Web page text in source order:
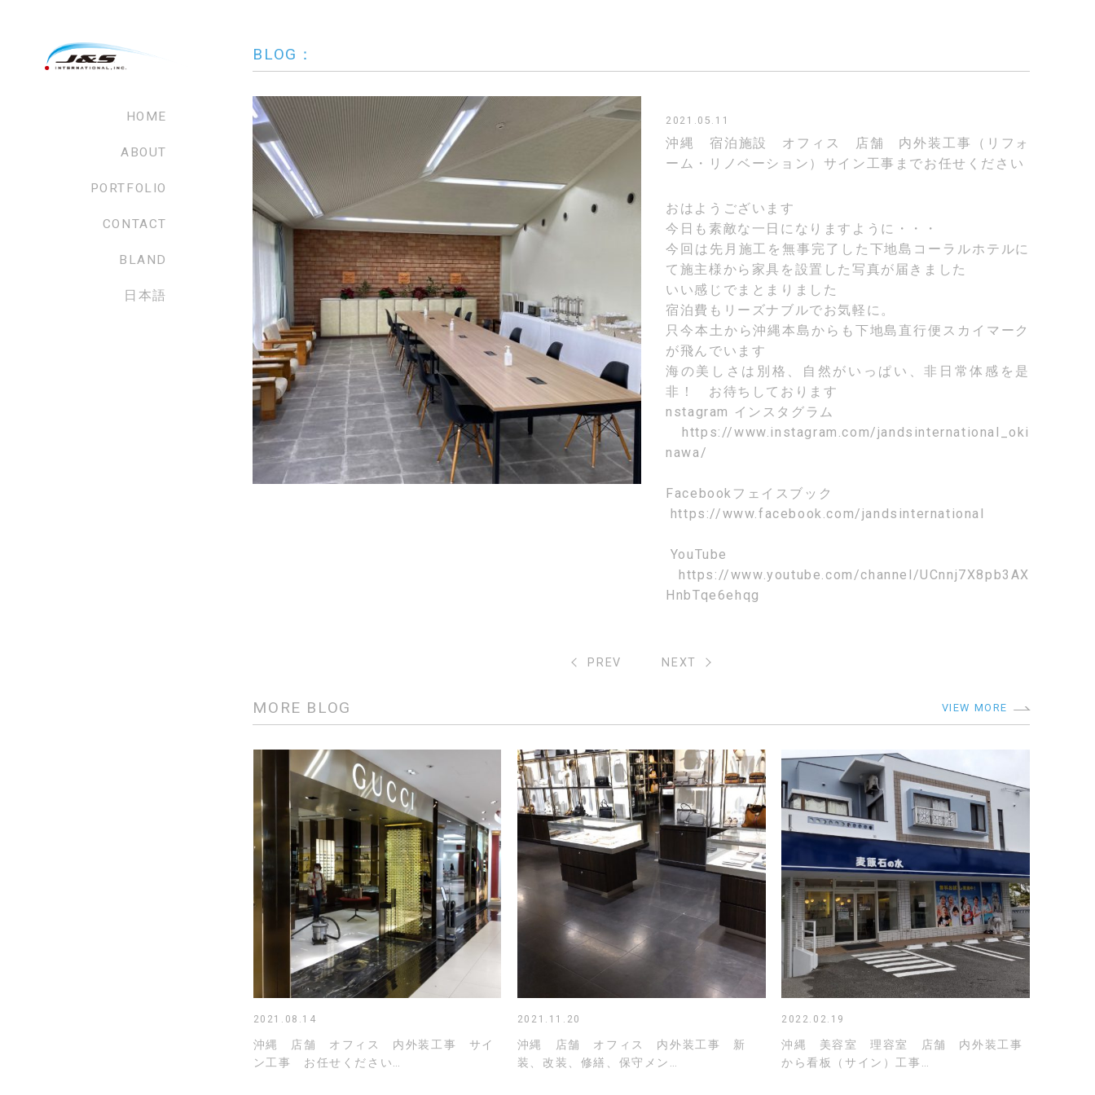
HOME
ABOUT
PORTFOLIO
CONTACT
BLAND
日本語
BLOG：
2021.05.11
沖縄 宿泊施設 オフィス 店舗 内外装工事（リフォ
ーム・リノベーション）サイン工事までお任せください
おはようございます
今日も素敵な一日になりますように・・・
今回は先月施工を無事完了した下地島コーラルホテルに
て施主様から家具を設置した写真が届きました
いい感じでまとまりました
宿泊費もリーズナブルでお気軽に。
只今本土から沖縄本島からも下地島直行便スカイマーク
が飛んでいます
海の美しさは別格、自然がいっぱい、非日常体感を是
非！ お待ちしております
nstagram インスタグラム
https://www.instagram.com/jandsinternational_oki
nawa/
Facebook フェイスブック
https://www.facebook.com/jandsinternational
YouTube
https://www.youtube.com/channel/UCnnj7X8pb3AX
HnbTqe6ehqg
PREV NEXT
MORE BLOG VIEW MORE
2021.08.14
沖縄 店舗 オフィス 内外装工事 サイ
ン工事 お任せください…
2021.11.20
沖縄 店舗 オフィス 内外装工事 新
装、改装、修繕、保守メン…
2022.02.19
沖縄 美容室 理容室 店舗 内外装工事
から看板（サイン）工事…